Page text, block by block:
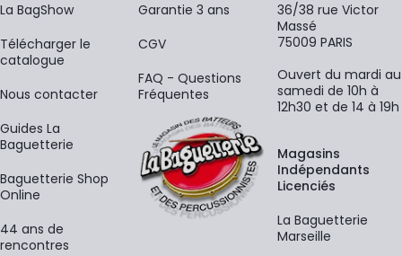
La BagShow
​Télécharger le
catalogue
Nous contacter
Guides La
Baguetterie
Baguetterie Shop
Online
44 ans de
rencontres
Garantie 3 ans
CGV
FAQ - Questions
Fréquentes
36/38 rue Victor
Massé
75009 PARIS
Ouvert du mardi au
samedi de 10h à
12h30 et de 14 à 19h
Magasins
Indépendants
Licenciés
La Baguetterie
Marseille